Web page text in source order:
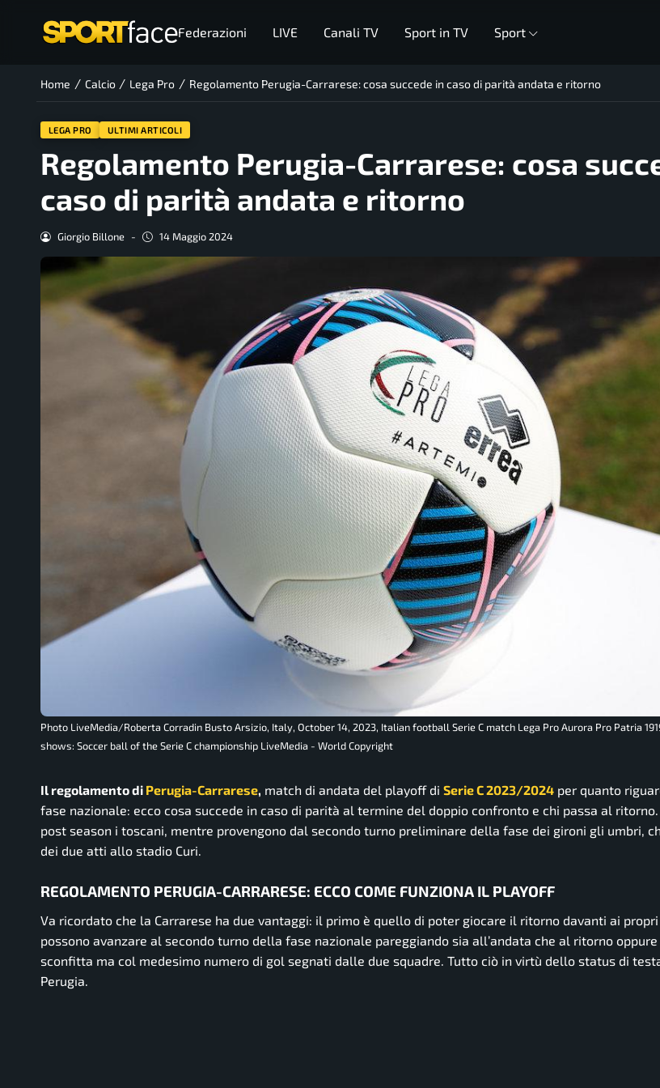
Federazioni LIVE Canali TV Sport in TV Sport
Home / Calcio / Lega Pro / Regolamento Perugia-Carrarese: cosa succede in caso di parità andata e ritorno
LEGA PRO ULTIMI ARTICOLI
Regolamento Perugia-Carrarese: cosa
caso di parità andata e ritorno
Giorgio Billone - 14 Maggio 2024
Photo LiveMedia/Roberta Corradin Busto Arsizio, Italy, October 14, 2023, Italian football Serie C match Lega Pro Aurora Pro Patria
shows: Soccer ball of the Serie C championship LiveMedia - World Copyright
Il regolamento di Perugia-Carrarese, match di andata del playoff di Serie C 2023/2024 per quanto
fase nazionale: ecco cosa succede in caso di parità al termine del doppio confronto e chi passa al
post season i toscani, mentre provengono dal secondo turno preliminare della fase dei gironi gli umbri,
dei due atti allo stadio Curi.
REGOLAMENTO PERUGIA-CARRARESE: ECCO COME FUNZIONA IL PLAYOFF
Va ricordato che la Carrarese ha due vantaggi: il primo è quello di poter giocare il ritorno davanti ai
possono avanzare al secondo turno della fase nazionale pareggiando sia all’andata che al ritorno
sconfitta ma col medesimo numero di gol segnati dalle due squadre. Tutto ciò in virtù dello status di
Perugia.